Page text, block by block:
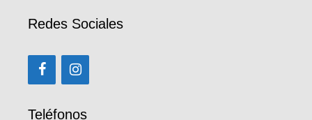
Redes Sociales
Teléfonos